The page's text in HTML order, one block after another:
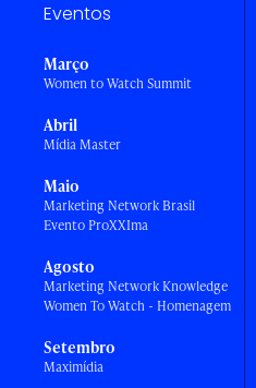
Eventos
Março
Women to Watch Summit
Abril
Mídia Master
Maio
Marketing Network Brasil
Evento ProXXIma
Agosto
Marketing Network Knowledge
Women To Watch - Homenagem
Setembro
Maximídia